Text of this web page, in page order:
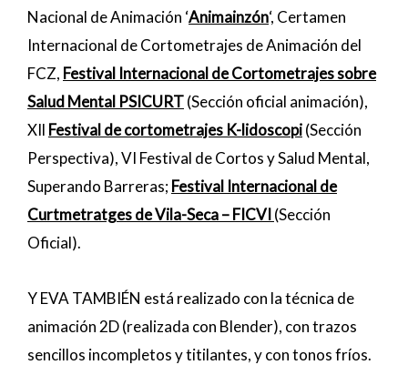
Nacional de Animación ‘Animainzón‘, Certamen
Internacional de Cortometrajes de Animación del
FCZ, Festival Internacional de Cortometrajes sobre
Salud Mental PSICURT(Sección oficial animación),
XIl Festival de cortometrajes K-lidoscopi(Sección
Perspectiva), VI Festival de Cortos y Salud Mental,
Superando Barreras;Festival Internacional de
Curtmetratges de Vila-Seca – FICVI (Sección
Oficial).
Y EVA TAMBIÉN está realizado con la técnica de
animación 2D (realizada con Blender), con trazos
sencillos incompletos y titilantes, y con tonos fríos.